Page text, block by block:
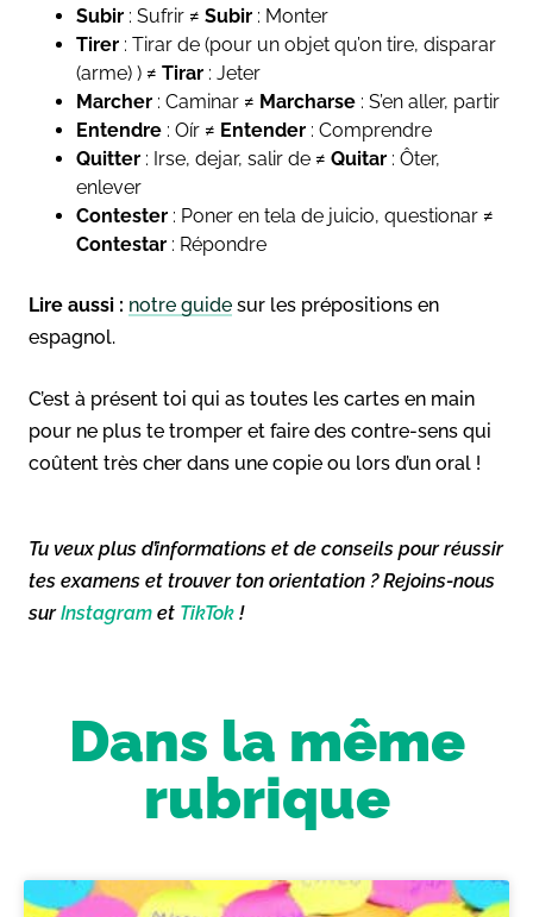
Subir : Sufrir ≠ Subir : Monter
Tirer : Tirar de (pour un objet qu’on tire, disparar
(arme) ) ≠ Tirar : Jeter
Marcher : Caminar ≠ Marcharse : S’en aller, partir
Entendre : Oír ≠ Entender : Comprendre
Quitter : Irse, dejar, salir de ≠ Quitar : Ôter,
enlever
Contester : Poner en tela de juicio, questionar ≠
Contestar : Répondre
Lire aussi : notre guide sur les prépositions en
espagnol.
C’est à présent toi qui as toutes les cartes en main
pour ne plus te tromper et faire des contre-sens qui
coûtent très cher dans une copie ou lors d’un oral !
Tu veux plus d’informations et de conseils pour réussir
tes examens et trouver ton orientation ? Rejoins-nous
surInstagram et TikTok !
Dans la même
rubrique